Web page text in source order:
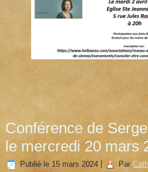
Conférence de
le mercredi 20 mars
Publié le 15 mars 2024 Par